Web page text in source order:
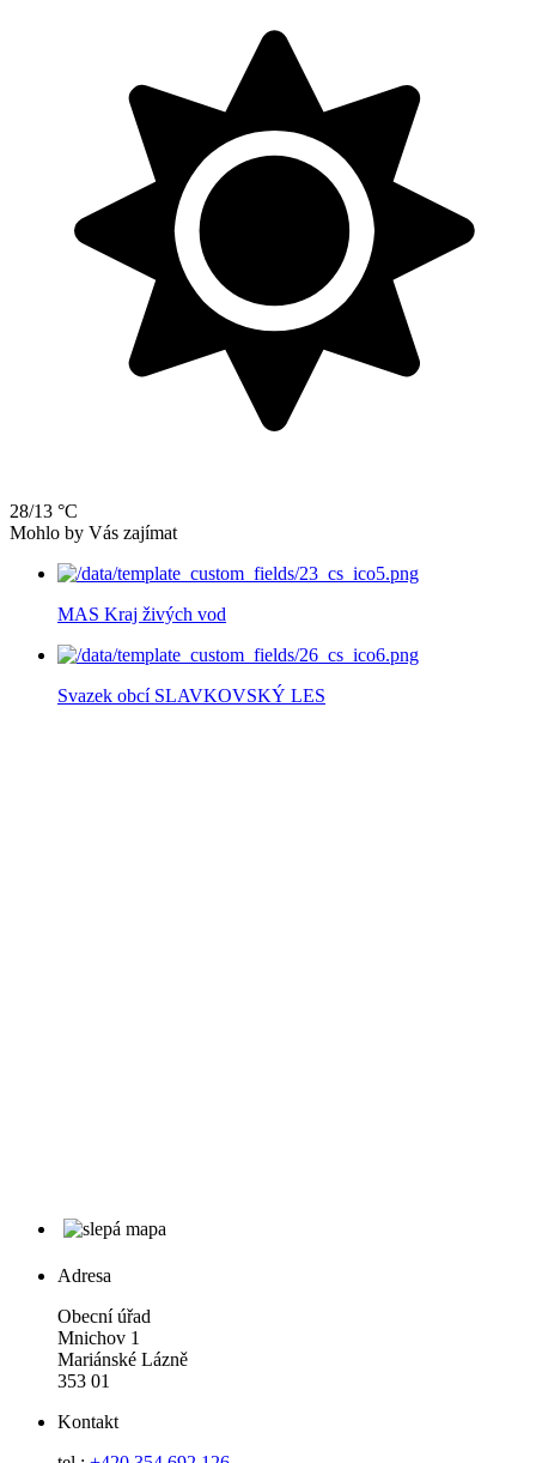
28/13 °C
Mohlo by Vás zajímat
MAS Kraj živých vod
Svazek obcí SLAVKOVSKÝ LES
Adresa
Obecní úřad
Mnichov 1
Mariánské Lázně
353 01
Kontakt